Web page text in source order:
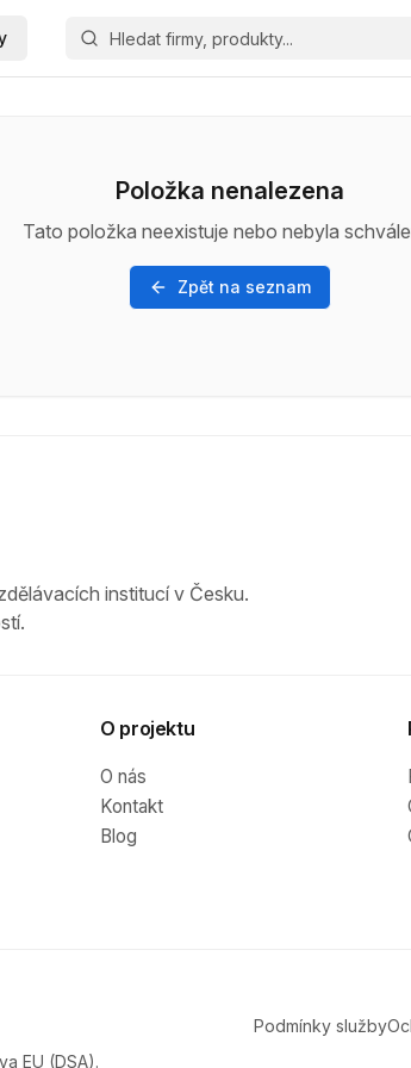
Položka nenalezena
Tato položka neexistuje nebo nebyla
Zpět na seznam
institucí v Česku.
O projektu
O nás
Kontakt
Blog
EU (DSA).
Podmínky služby